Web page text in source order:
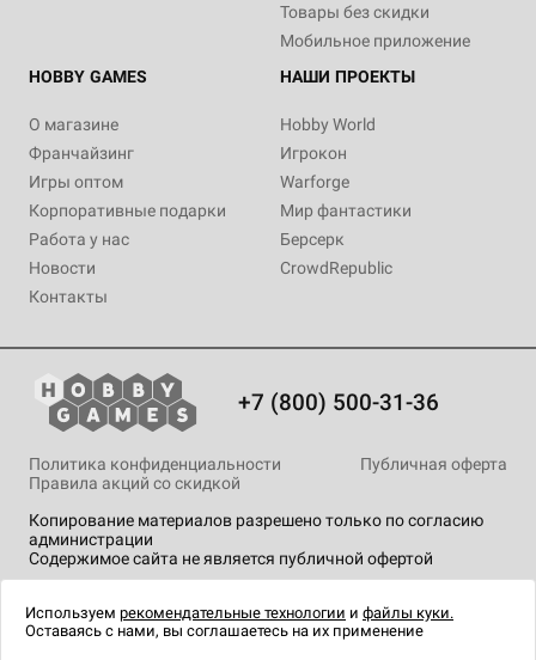
Товары без скидки
Мобильное приложение
HOBBY GAMES
О магазине
Франчайзинг
Игры оптом
Корпоративные подарки
Работа у нас
Новости
Контакты
НАШИ ПРОЕКТЫ
Hobby World
Игрокон
Warforge
Мир фантастики
Берсерк
CrowdRepublic
+7 (800) 500-31-36
Копирование материалов разрешено только по согласию
администрации
Содержимое сайта не является публичной офертой
Политика конфиденциальности
Публичная оферта
Правила акций со скидкой
технологии.
Используем рекомендательные технологии и файлы куки.
Оставаясь с нами, вы соглашаетесь на их применение